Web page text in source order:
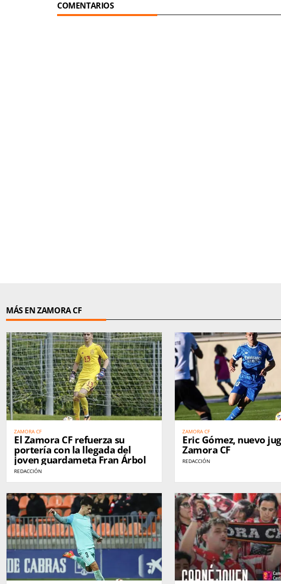
COMENTARIOS
MÁS EN ZAMORA CF
ZAMORA CF
El Zamora CF refuerza su
portería con la llegada del
joven guardameta Fran Árbol
REDACCIÓN
ZAMORA CF
Eric Gómez, nuevo
Zamora CF
REDACCIÓN